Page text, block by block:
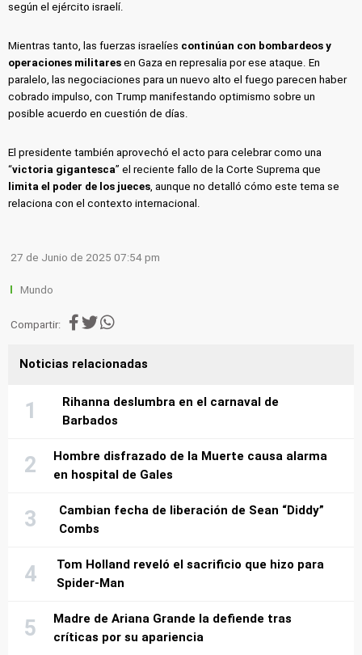
según el ejército israelí.
Mientras tanto, las fuerzas israelíes continúan con bombardeos y
operaciones militares en Gaza en represalia por ese ataque. En
paralelo, las negociaciones para un nuevo alto el fuego parecen haber
cobrado impulso, con Trump manifestando optimismo sobre un
posible acuerdo en cuestión de días.
El presidente también aprovechó el acto para celebrar como una
“victoria gigantesca” el reciente fallo de la Corte Suprema que
limita el poder de los jueces, aunque no detalló cómo este tema se
relaciona con el contexto internacional.
27 de Junio de 2025 07:54 pm
Mundo
Compartir:
Noticias relacionadas
Rihanna deslumbra en el carnaval de
Barbados
Hombre disfrazado de la Muerte causa alarma
en hospital de Gales
Cambian fecha de liberación de Sean “Diddy”
Combs
Tom Holland reveló el sacrificio que hizo para
Spider-Man
Madre de Ariana Grande la defiende tras
críticas por su apariencia